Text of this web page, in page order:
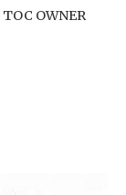
TOC OWNER